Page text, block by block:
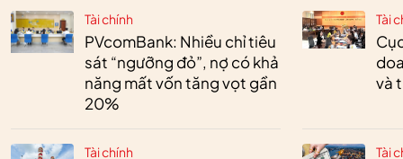
Tài chính
PVcomBank: Nhiều chỉ tiêu
sát “ngưỡng đỏ”, nợ có khả
năng mất vốn tăng vọt gần
20%
Tài chính
Tài
và
Tài